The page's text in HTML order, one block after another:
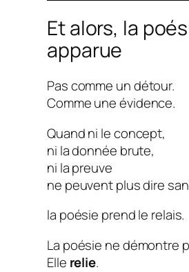
Et alors, la
apparue
Pas comme un détour.
Comme une évidence.
Quand ni le concept,
ni la donnée brute,
ni la preuve
ne peuvent plus dire
la poésie prend le relais.
La poésie ne démontre
Elle relie.